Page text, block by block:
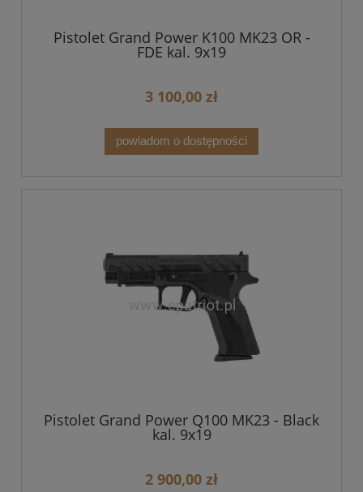
Pistolet Grand Power K100 MK23 OR -
FDE kal. 9x19
3 100,00 zł
powiadom o dostępności
Pistolet Grand Power Q100 MK23 - Black
kal. 9x19
2 900,00 zł